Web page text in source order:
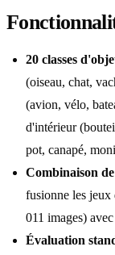
20 classes
(oiseau, chat,
(avion, vélo,
d'intérieur
pot, canapé,
Combinaison
fusionne les
011 images)
Évaluation